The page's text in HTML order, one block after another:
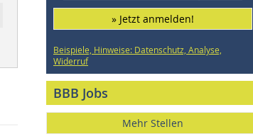
» Jetzt anmelden!
Beispiele, Hinweise: Datenschutz, Analyse,
Widerruf
BBB Jobs
Mehr Stellen